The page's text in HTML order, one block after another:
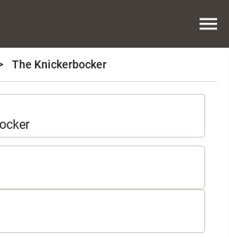
The Knickerbocker